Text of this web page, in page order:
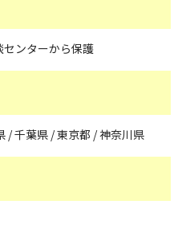
ンターから保護
/ 千葉県 / 東京都 / 神奈川県